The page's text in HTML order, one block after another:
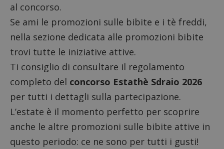
al concorso.
Se ami le promozioni sulle bibite e i tè freddi,
nella sezione dedicata alle promozioni bibite
trovi tutte le iniziative attive.
Ti consiglio di consultare il regolamento
completo del concorso Estathè Sdraio 2026
per tutti i dettagli sulla partecipazione.
L’estate è il momento perfetto per scoprire
anche le altre promozioni sulle bibite attive in
questo periodo: ce ne sono per tutti i gusti!